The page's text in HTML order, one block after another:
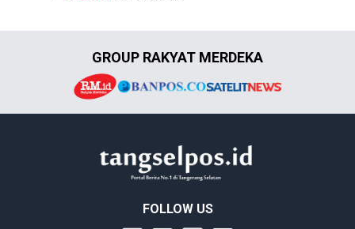
GROUP RAKYAT MERDEKA
FOLLOW US